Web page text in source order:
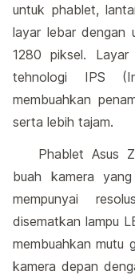
untuk phablet,
layar lebar dengan
1280 piksel. Layar
tehnologi IPS
membuahkan
serta lebih tajam.
Phablet Asus
buah kamera
mempunyai
disematkan lampu
membuahkan mutu
kamera depan